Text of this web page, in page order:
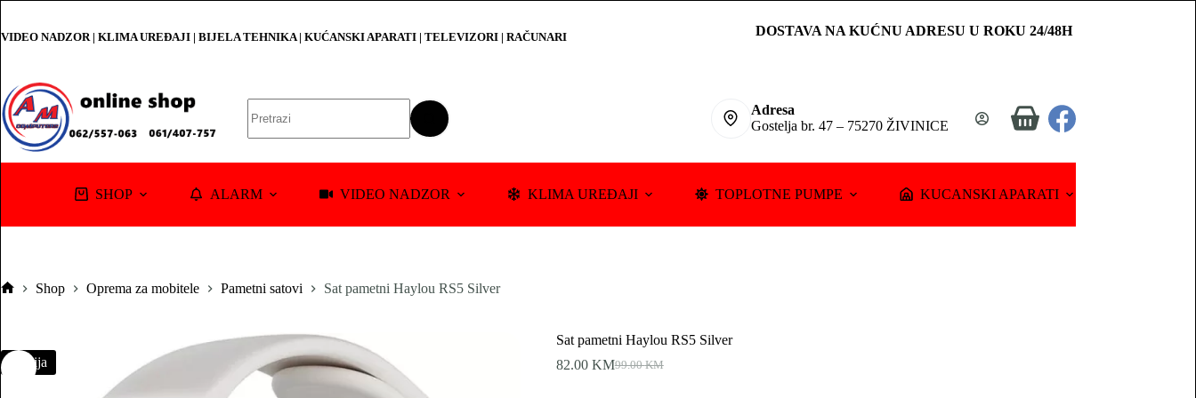
content
VIDEO NADZOR | KLIMA UREĐAJI | BIJELA TEHNIKA | KUĆANSKI APARATI | TELEVIZORI | RAČUNARI DOSTAVA NA KUĆNU ADRESU U ROKU 24/48H
results
Adresa
Gostelja br. 47 – 75270 ŽIVINICE
Shopping
SHOP ALARM VIDEO NADZOR KLIMA UREĐAJI TOPLOTNE PUMPE KUCANSKI APARATI
Shop Oprema za mobitele Pametni satovi Sat pametni Haylou RS5 Silver
Akcija
Sat pametni Haylou RS5 Silver
99.00KM
Original
82.00 KMCurrent